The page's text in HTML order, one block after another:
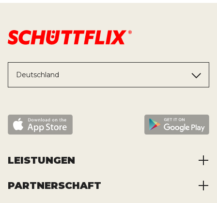
Deutschland
LEISTUNGEN
Baustoffe kaufen
PARTNERSCHAFT